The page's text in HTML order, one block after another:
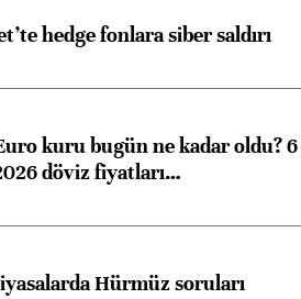
hedge fonlara siber saldırı
kuru bugün ne kadar oldu? 6
döviz fiyatları…
Hürmüz soruları